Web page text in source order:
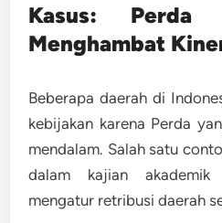
Kasus: Perda
Menghambat
Beberapa daerah di
kebijakan karena Perda
mendalam. Salah satu
dalam kajian
mengatur retribusi daerah